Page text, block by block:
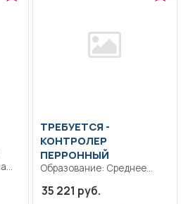
ТРЕБУЕТСЯ -
КОНТРОЛЕР
ПЕРРОННЫЙ
Образование: Среднее
образование.. Производить
35 221 руб.